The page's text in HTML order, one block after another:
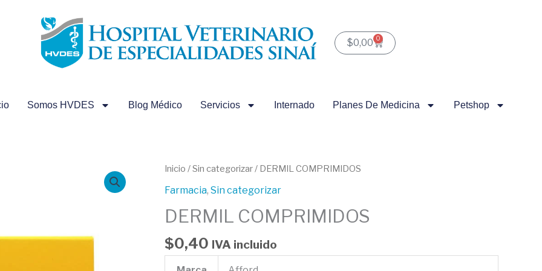
$0,00 0
Carrito
Somos HVDES Blog Médico Servicios Internado Planes De Medicina Petshop
Inicio /Sin categorizar/ DERMIL COMPRIMIDOS
Farmacia, Sin categorizar
DERMIL COMPRIMIDOS
$0,40 IVA incluido
DERMIL
COMPRIMIDOS